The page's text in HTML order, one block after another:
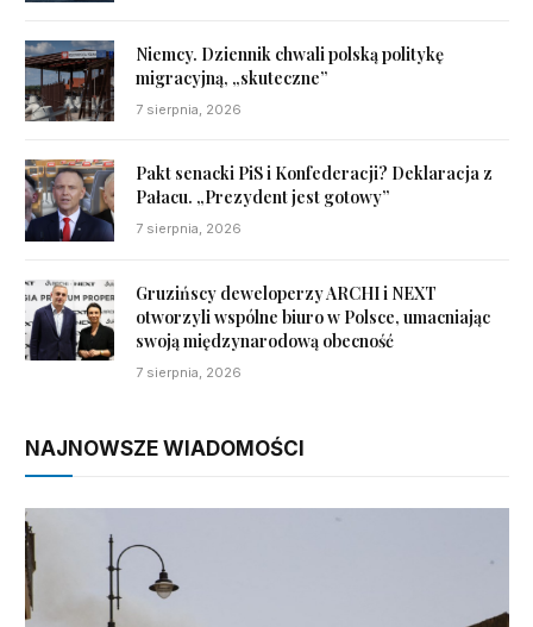
Niemcy. Dziennik chwali polską politykę
migracyjną, „skuteczne”
7 sierpnia, 2026
Pakt senacki PiS i Konfederacji? Deklaracja z
Pałacu. „Prezydent jest gotowy”
7 sierpnia, 2026
Gruzińscy deweloperzy ARCHI i NEXT
otworzyli wspólne biuro w Polsce, umacniając
swoją międzynarodową obecność
7 sierpnia, 2026
NAJNOWSZE WIADOMOŚCI